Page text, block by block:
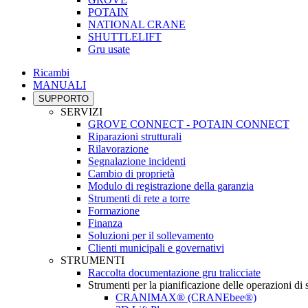
POTAIN
NATIONAL CRANE
SHUTTLELIFT
Gru usate
Ricambi
MANUALI
SUPPORTO
SERVIZI
GROVE CONNECT - POTAIN CONNECT
Riparazioni strutturali
Rilavorazione
Segnalazione incidenti
Cambio di proprietà
Modulo di registrazione della garanzia
Strumenti di rete a torre
Formazione
Finanza
Soluzioni per il sollevamento
Clienti municipali e governativi
STRUMENTI
Raccolta documentazione gru tralicciate
Strumenti per la pianificazione delle operazioni di
CRANIMAX® (CRANEbee®)